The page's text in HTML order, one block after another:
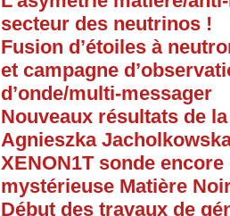
secteur des neutrinos !
Fusion d’étoiles à
et campagne
d’onde/multi-messager
Nouveaux résultats de
Agnieszka
XENON1T sonde
mystérieuse Matière
Début des travaux de